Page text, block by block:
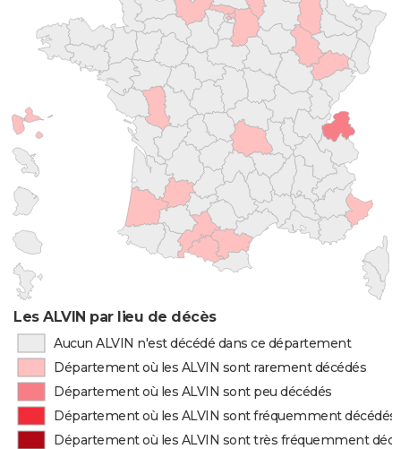
Les ALVIN par lieu de décès
Aucun ALVIN n'est décédé dans ce département
Département où les ALVIN sont rarement décédés
Département où les ALVIN sont peu décédés
Département où les ALVIN sont fréquemment décédés
Département où les ALVIN sont très fréquemment